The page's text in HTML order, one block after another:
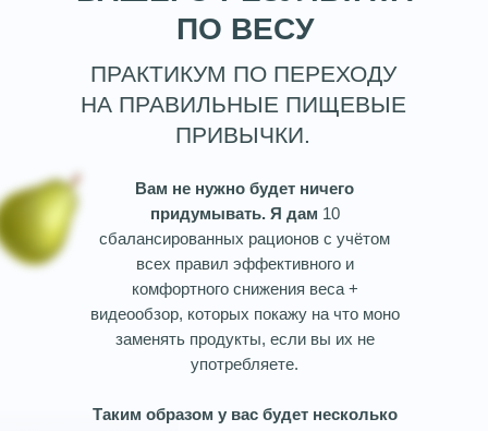
ПРАКТИКУМ ПО ПЕРЕХОДУ
НА ПРАВИЛЬНЫЕ ПИЩЕВЫЕ
ПРИВЫЧКИ.
ПО ВЕСУ
Вам не нужно будет ничего
придумывать. Я дам 10
сбалансированных рационов с учётом
всех правил эффективного и
комфортного снижения веса +
видеообзор, которых покажу на что моно
заменять продукты, если вы их не
употребляете.
Таким образом у вас будет несколько